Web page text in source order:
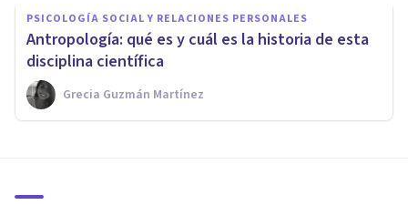
PSICOLOGÍA SOCIAL Y RELACIONES PERSONALES
Antropología: qué es y cuál es la historia de esta
disciplina científica
Grecia Guzmán Martínez